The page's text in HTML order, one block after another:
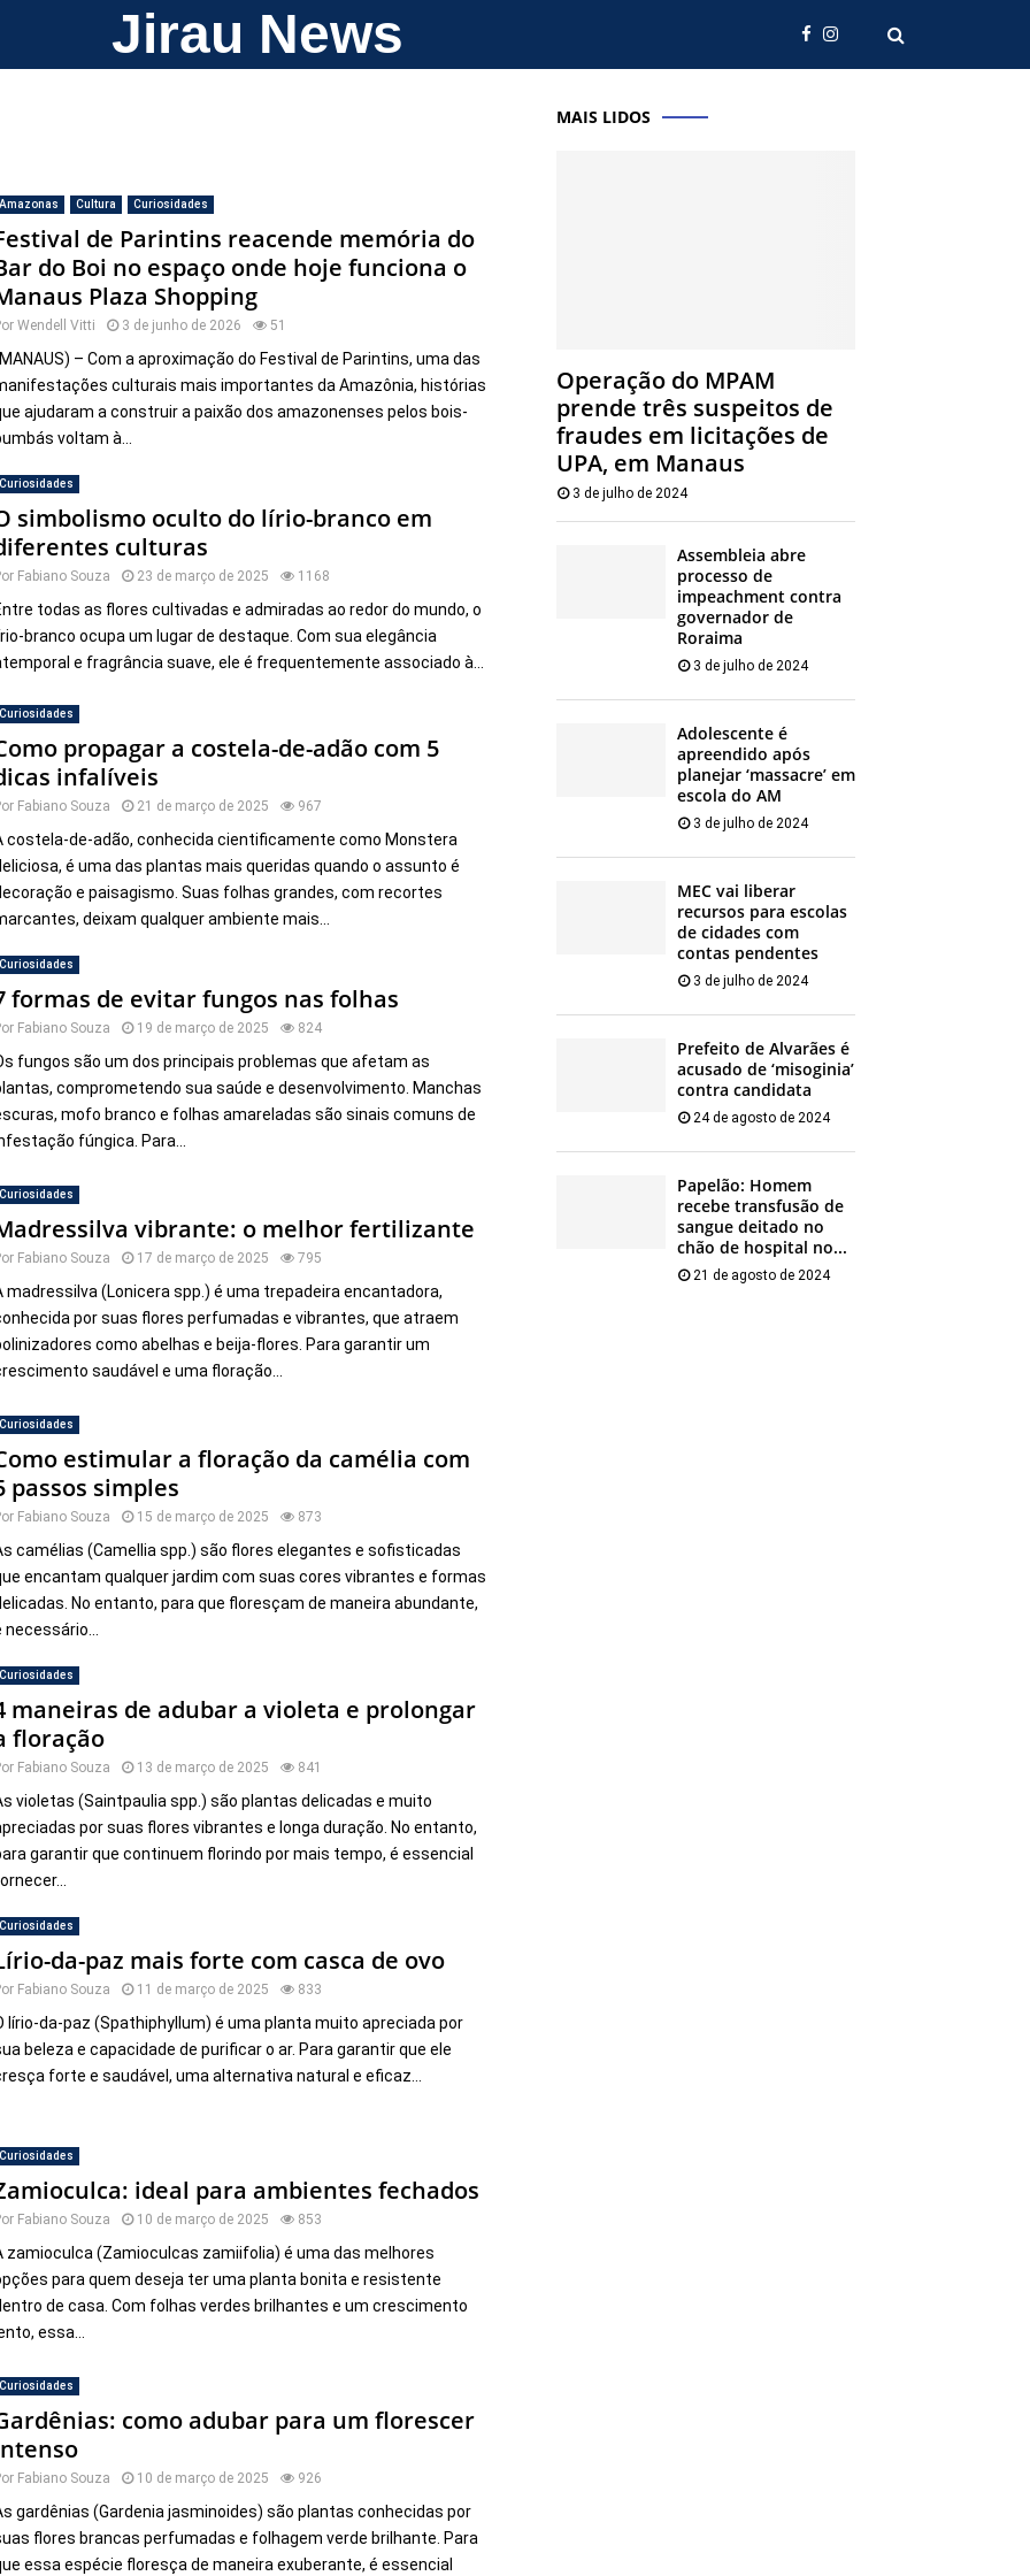
Jirau News
Amazonas Cultura Curiosidades
de Parintins reacende memória do
do Boi no espaço onde hoje funciona o
Plaza Shopping
Wendell Vitti 3 de junho de 2026 51
– Com a aproximação do Festival de Parintins, uma das
culturais mais importantes da Amazônia, histórias
ajudaram a construir a paixão dos amazonenses pelos bois-
voltam à...
Curiosidades
simbolismo oculto do lírio-branco em
culturas
Fabiano Souza 23 de março de 2025 1168
todas as flores cultivadas e admiradas ao redor do mundo, o
branco ocupa um lugar de destaque. Com sua elegância
e fragrância suave, ele é frequentemente associado à...
Curiosidades
propagar a costela-de-adão com 5
infalíveis
Fabiano Souza 21 de março de 2025 967
costela-de-adão, conhecida cientificamente como Monstera
é uma das plantas mais queridas quando o assunto é
e paisagismo. Suas folhas grandes, com recortes
deixam qualquer ambiente mais...
Curiosidades
formas de evitar fungos nas folhas
Fabiano Souza 19 de março de 2025 824
fungos são um dos principais problemas que afetam as
comprometendo sua saúde e desenvolvimento. Manchas
mofo branco e folhas amareladas são sinais comuns de
fúngica. Para...
Curiosidades
vibrante: o melhor fertilizante
Fabiano Souza 17 de março de 2025 795
madressilva (Lonicera spp.) é uma trepadeira encantadora,
por suas flores perfumadas e vibrantes, que atraem
como abelhas e beija-flores. Para garantir um
saudável e uma floração...
Curiosidades
estimular a floração da camélia com
passos simples
Fabiano Souza 15 de março de 2025 873
camélias (Camellia spp.) são flores elegantes e sofisticadas
encantam qualquer jardim com suas cores vibrantes e formas
No entanto, para que floresçam de maneira abundante,
necessário...
Curiosidades
maneiras de adubar a violeta e prolongar
floração
Fabiano Souza 13 de março de 2025 841
violetas (Saintpaulia spp.) são plantas delicadas e muito
por suas flores vibrantes e longa duração. No entanto,
garantir que continuem florindo por mais tempo, é essencial
Curiosidades
da-paz mais forte com casca de ovo
Fabiano Souza 11 de março de 2025 833
lírio-da-paz (Spathiphyllum) é uma planta muito apreciada por
beleza e capacidade de purificar o ar. Para garantir que ele
forte e saudável, uma alternativa natural e eficaz...
Curiosidades
ideal para ambientes fechados
Fabiano Souza 10 de março de 2025 853
zamioculca (Zamioculcas zamiifolia) é uma das melhores
para quem deseja ter uma planta bonita e resistente
de casa. Com folhas verdes brilhantes e um crescimento
essa...
Curiosidades
como adubar para um florescer
Fabiano Souza 10 de março de 2025 926
gardênias (Gardenia jasminoides) são plantas conhecidas por
flores brancas perfumadas e folhagem verde brilhante. Para
essa espécie floresça de maneira exuberante, é essencial
MAIS LIDOS
Operação do MPAM
prende três suspeitos de
fraudes em licitações de
UPA, em Manaus
3 de julho de 2024
Assembleia abre
processo de
impeachment contra
governador de
Roraima
3 de julho de 2024
Adolescente é
apreendido após
planejar ‘massacre’ em
escola do AM
3 de julho de 2024
MEC vai liberar
recursos para escolas
de cidades com
contas pendentes
3 de julho de 2024
Prefeito de Alvarães é
acusado de ‘misoginia’
contra candidata
24 de agosto de 2024
Papelão: Homem
recebe transfusão de
sangue deitado no
chão de hospital no...
21 de agosto de 2024